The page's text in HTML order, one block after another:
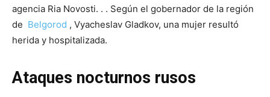
agencia Ria Novosti. . . Según el gobernador de la región
de Belgorod , Vyacheslav Gladkov, una mujer resultó
herida y hospitalizada.
Ataques nocturnos rusos